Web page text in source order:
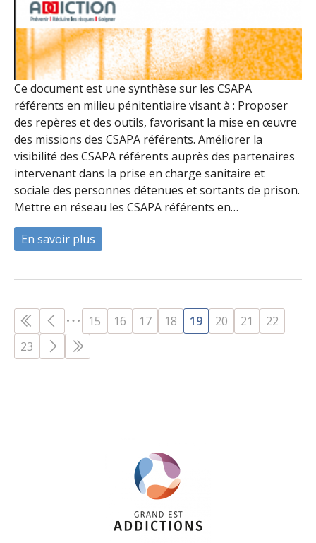
Ce document est une synthèse sur les CSAPA
référents en milieu pénitentiaire visant à : Proposer
des repères et des outils, favorisant la mise en œuvre
des missions des CSAPA référents. Améliorer la
visibilité des CSAPA référents auprès des partenaires
intervenant dans la prise en charge sanitaire et
sociale des personnes détenues et sortants de prison.
Mettre en réseau les CSAPA référents en…
En savoir plus
15 16 17 18 19 20 21
22
23